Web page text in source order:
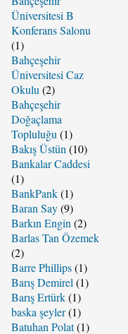
Üniversitesi B
Konferans Salonu
(1)
Bahçeşehir
Üniversitesi Caz
Okulu (2)
Bahçeşehir
Doğaçlama
Topluluğu (1)
Bakış Üstün (10)
Bankalar Caddesi
(1)
BankPank(1)
Baran Say(9)
Barkın Engin (2)
Barlas Tan Özemek
(2)
Barre Phillips(1)
Barış Demirel (1)
Barış Ertürk(1)
baska şeyler(1)
Batuhan Polat(1)